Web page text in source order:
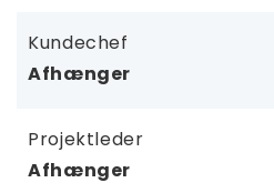
Kundechef
Afhænger
Projektleder
Afhænger